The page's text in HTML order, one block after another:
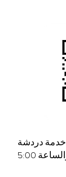
خدمة دردشة Whatsapp متاحة يوميًا
بين الساعة 9:00 صباحًا والساعة 5:00